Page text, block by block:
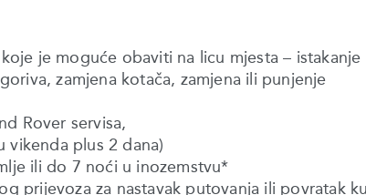
je moguće obaviti na licu mjesta – istakanje
zamjena kotača, zamjena ili punjenje
Rover servisa,
vikenda plus 2 dana)
ili do 7 noći u inozemstvu*
prijevoza za nastavak putovanja ili povratak